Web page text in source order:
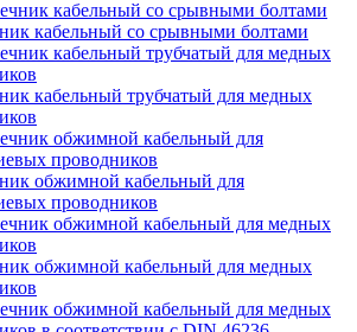
кабельный со срывными болтами
кабельный трубчатый для медных
обжимной кабельный для
проводников
обжимной кабельный для медных